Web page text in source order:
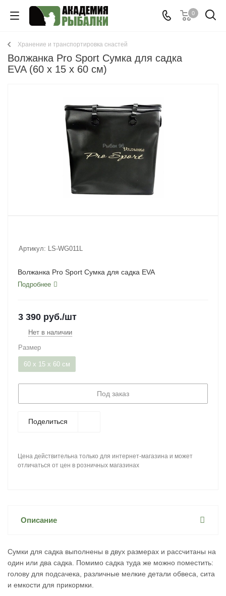
0
Хранение и транспортировка снастей
Волжанка Pro Sport Сумка для садка
EVA (60 x 15 x 60 см)
Артикул: LS-WG011L
Волжанка Pro Sport Сумка для садка EVA
Подробнее
3 390 руб./шт
Нет в наличии
Размер
60 x 15 x 60 см
Под заказ
Поделиться
Цена действительна только для интернет-магазина и может
отличаться от цен в розничных магазинах
Описание
Сумки для садка выполнены в двух размерах и рассчитаны на
один или два садка. Помимо садка туда же можно поместить:
голову для подсачека, различные мелкие детали обвеса, сита
и емкости для прикормки.